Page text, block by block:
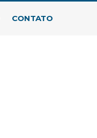
CONTATO